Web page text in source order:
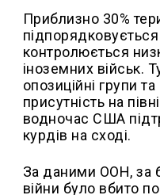
Приблизно 30%
контролюється
іноземних військ.
опозиційні групи
присутність на
водночас США
курдів на сході.
За даними ООН, за
війни було вбито